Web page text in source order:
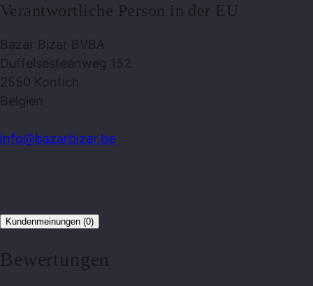
Verantwortliche Person in der EU
Bazar Bizar BVBA
Duffelsesteenweg 152
2550 Kontich
Belgien
info@bazarbizar.be
Kundenmeinungen (0)
Bewertungen